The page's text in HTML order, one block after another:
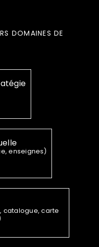
DOMAINES DE
enseignes)
catalogue, carte